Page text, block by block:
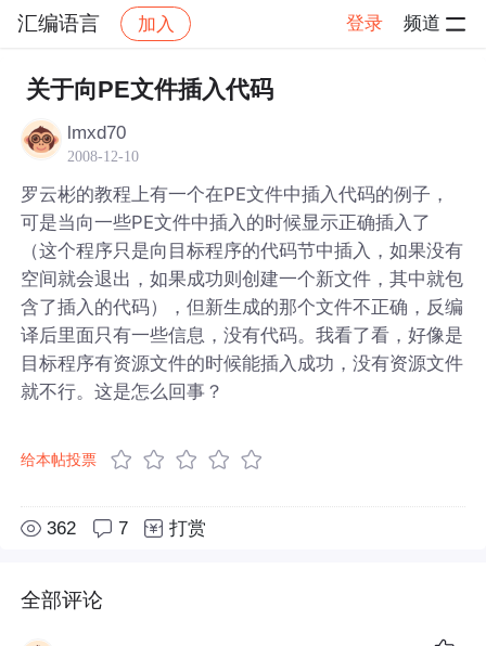
汇编语言 加入 登录 频道
社区 汇编语言 帖子详情
关于向PE文件插入代码
lmxd70
2008-12-10
罗云彬的教程上有一个在PE文件中插入代码的例子，
可是当向一些PE文件中插入的时候显示正确插入了
（这个程序只是向目标程序的代码节中插入，如果没有
空间就会退出，如果成功则创建一个新文件，其中就包
含了插入的代码），但新生成的那个文件不正确，反编
译后里面只有一些信息，没有代码。我看了看，好像是
目标程序有资源文件的时候能插入成功，没有资源文件
就不行。这是怎么回事？
给本帖投票
362 7 打赏
全部评论